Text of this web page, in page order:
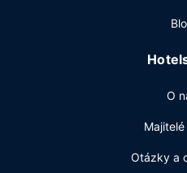
O
Otázky a